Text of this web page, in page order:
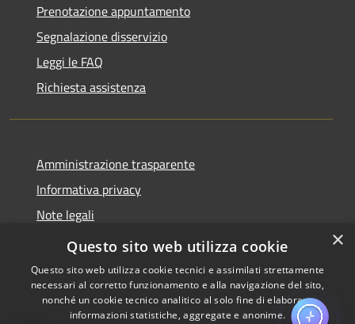
Prenotazione appuntamento
Segnalazione disservizio
Leggi le FAQ
Richiesta assistenza
Amministrazione trasparente
Informativa privacy
Note legali
Dichiarazione di accessibilità
Copyright © 2026 • Comune di
×
Questo sito web utilizza cookie
Questo sito web utilizza cookie tecnici e assimilati strettamente
necessari al corretto funzionamento e alla navigazione del sito,
nonché un cookie tecnico analitico al solo fine di elaborare
informazioni statistiche, aggregate e anonime.